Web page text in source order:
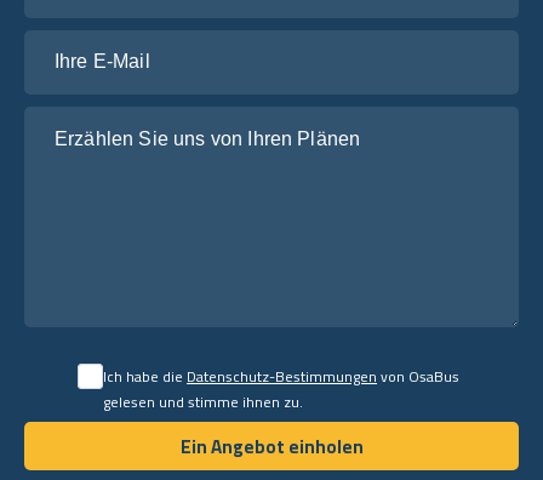
Ich habe dieDatenschutz-Bestimmungenvon OsaBus
gelesen und stimme ihnen zu.
Ein Angebot einholen
Ein Angebot einholen